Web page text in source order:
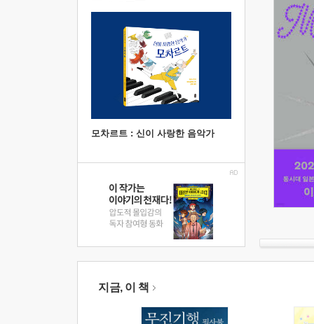
모차르트 : 신이 사랑한 음악가
지금, 이 책